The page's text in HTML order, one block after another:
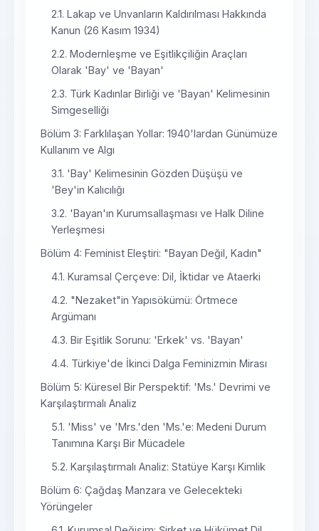
2.1. Lakap ve Unvanların Kaldırılması Hakkında
Kanun (26 Kasım 1934)
2.2. Modernleşme ve Eşitlikçiliğin Araçları
Olarak 'Bay' ve 'Bayan'
2.3. Türk Kadınlar Birliği ve 'Bayan' Kelimesinin
Simgeselliği
Bölüm 3: Farklılaşan Yollar: 1940'lardan Günümüze
Kullanım ve Algı
3.1. 'Bay' Kelimesinin Gözden Düşüşü ve
'Bey'in Kalıcılığı
3.2. 'Bayan'ın Kurumsallaşması ve Halk Diline
Yerleşmesi
Bölüm 4: Feminist Eleştiri: "Bayan Değil, Kadın"
4.1. Kuramsal Çerçeve: Dil, İktidar ve Ataerki
4.2. "Nezaket"in Yapısökümü: Örtmece
Argümanı
4.3. Bir Eşitlik Sorunu: 'Erkek' vs. 'Bayan'
4.4. Türkiye'de İkinci Dalga Feminizmin Mirası
Bölüm 5: Küresel Bir Perspektif: 'Ms.' Devrimi ve
Karşılaştırmalı Analiz
5.1. 'Miss' ve 'Mrs.'den 'Ms.'e: Medeni Durum
Tanımına Karşı Bir Mücadele
5.2. Karşılaştırmalı Analiz: Statüye Karşı Kimlik
Bölüm 6: Çağdaş Manzara ve Gelecekteki
Yörüngeler